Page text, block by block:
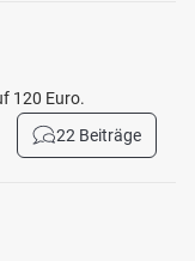
120 Euro.
22 Beiträge